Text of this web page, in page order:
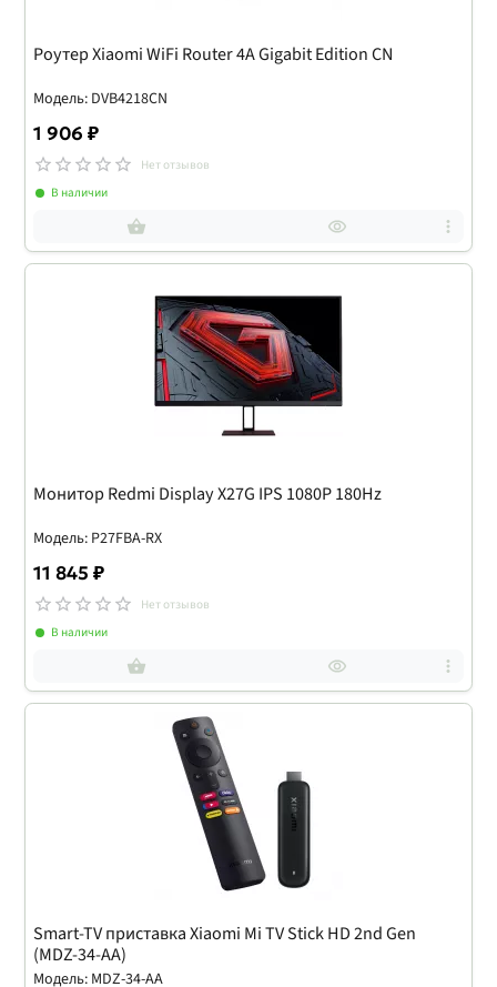
Роутер Xiaomi WiFi Router 4A Gigabit Edition CN
Модель: DVB4218CN
1 906 ₽
Нет отзывов
В наличии
Монитор Redmi Display X27G IPS 1080P 180Hz
Модель: P27FBA-RX
11 845 ₽
Нет отзывов
В наличии
Smart-TV приставка Xiaomi Mi TV Stick HD 2nd Gen
(MDZ-34-AA)
Модель: MDZ-34-AA